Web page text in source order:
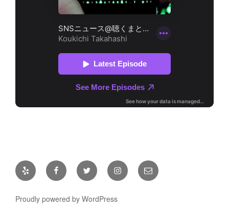
Yelp FacebookTwitter Instagramメ
ー
Proudly powered by WordPress